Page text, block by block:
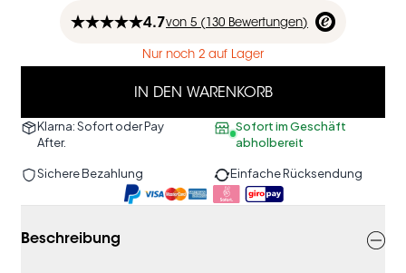
4.7von 5 ( 130 Bewertungen)
Nur noch 2 auf Lager
IN DEN WARENKORB
Klarna: Sofort oder Pay
After.
Sofort im Geschäft
abholbereit
Sichere Bezahlung Einfache Rücksendung
Beschreibung